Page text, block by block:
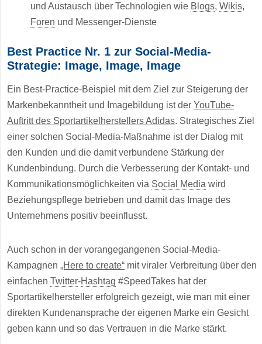
und Austausch über Technologien wie Blogs, Wikis,
Foren und Messenger-Dienste
Best Practice Nr. 1 zur Social-Media-
Strategie: Image, Image, Image
Ein Best-Practice-Beispiel mit dem Ziel zur Steigerung der
Markenbekanntheit und Imagebildung ist der YouTube-
Auftritt des Sportartikelherstellers Adidas. Strategisches Ziel
einer solchen Social-Media-Maßnahme ist der Dialog mit
den Kunden und die damit verbundene Stärkung der
Kundenbindung. Durch die Verbesserung der Kontakt- und
Kommunikationsmöglichkeiten via Social Media wird
Beziehungspflege betrieben und damit das Image des
Unternehmens positiv beeinflusst.
Auch schon in der vorangegangenen Social-Media-
Kampagnen „Here to create“ mit viraler Verbreitung über den
einfachen Twitter-Hashtag #SpeedTakes hat der
Sportartikelhersteller erfolgreich gezeigt, wie man mit einer
direkten Kundenansprache der eigenen Marke ein Gesicht
geben kann und so das Vertrauen in die Marke stärkt.